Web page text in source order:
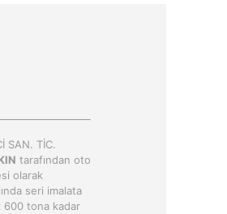
SAN. TİC.
tarafından oto
olarak
seri imalata
600 tona kadar